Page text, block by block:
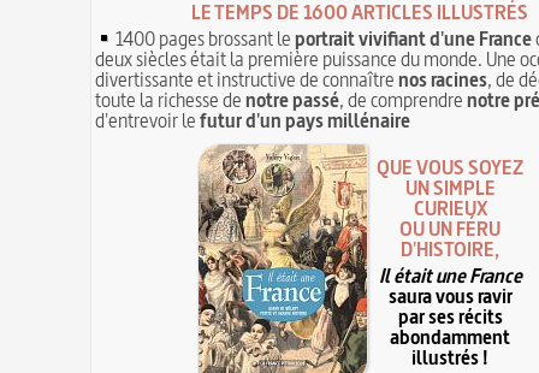
LE TEMPS DE 1600 ARTICLES ILLUSTRÉS
1400 pages brossant leportrait vivifiant d'une France
deux siècles était la première puissance du monde. Une
divertissante et instructive de connaîtrenos racines, de
toute la richesse denotre passé, de comprendrenotre
d'entrevoir lefutur d'un pays millénaire
QUE VOUS SOYEZ
UN SIMPLE
CURIEUX
OU UN FÉRU
D'HISTOIRE,
Il était une France
saura vous ravir
par ses récits
abondamment
illustrés !